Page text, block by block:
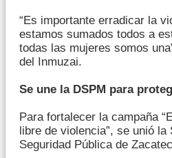
“Es importante erradicar la
estamos sumados todos a
todas las mujeres somos
del Inmuzai.
Se une la DSPM para
Para fortalecer la campaña
libre de violencia”, se unió la
Seguridad Pública de